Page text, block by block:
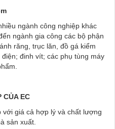
ngành công nghiệp khác
ngành gia công các bộ phận
răng, trục lăn, đồ gá kiểm
đinh vít; các phụ tùng máy
CỦA EC
giá cả hợp lý và chất lượng
sản xuất.